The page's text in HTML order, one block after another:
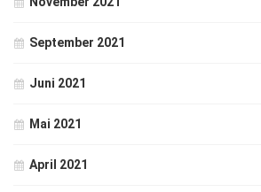
September 2021
Juni 2021
Mai 2021
April 2021